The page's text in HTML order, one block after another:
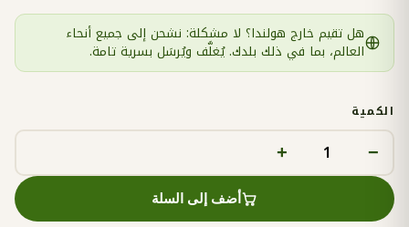
هل تقيم خارج هولندا؟ لا مشكلة: نشحن إلى جميع أنحاء
العالم، بما في ذلك بلدك. يُغلَّف ويُرسَل بسرية تامة.
الكمية
−
+
أضف إلى السلة